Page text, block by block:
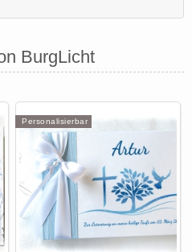
BurgLicht
Personalisierbar